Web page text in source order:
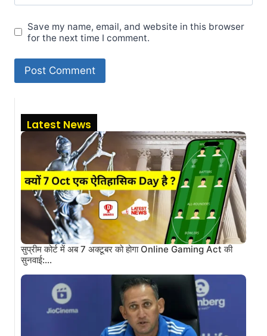
Save my name, email, and website in this browser
for the next time I comment.
Latest News
सुप्रीम कोर्ट में अब 7 अक्टूबर को होगा Online Gaming Act की
सुनवाई:…